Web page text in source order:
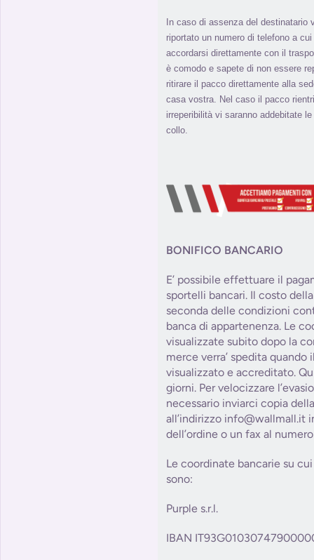
In caso di assenza del
riportato un numero di telefono a
accordarsi direttamente con il
è comodo e sapete di non essere
ritirare il pacco direttamente alla
casa vostra. Nel caso il pacco
irreperibilità vi saranno addebitate
collo.
BONIFICO BANCARIO
E’ possibile effettuare il
sportelli bancari. Il costo
seconda delle condizioni
banca di appartenenza. Le
visualizzate subito dopo la
merce verra’ spedita quando
visualizzato e accreditato.
giorni. Per velocizzare
necessario inviarci copia
all’indirizzo info@wallmall.it
dell’ordine o un fax al
Le coordinate bancarie su
sono:
Purple s.r.l.
IBAN